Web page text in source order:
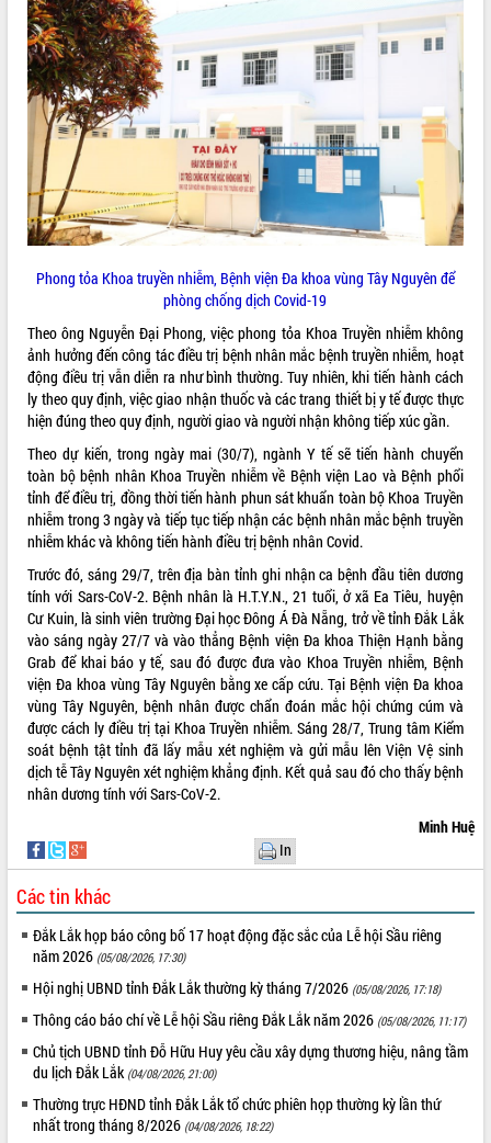
ĐIỂM TIN VĂN BẢN
QUY HOẠCH - KẾ HOẠCH
VIDEO
ALBUM ẢNH
THỐNG KÊ TRUY CẬP
10474
Tất cả: 65986616
Phong tỏa Khoa truyền nhiễm, Bệnh viện Đa khoa vùng Tây Nguyên để
phòng chống dịch Covid-19
Theo ông Nguyễn Đại Phong, việc phong tỏa Khoa Truyền nhiễm không
ảnh hưởng đến công tác điều trị bệnh nhân mắc bệnh truyền nhiễm, hoạt
động điều trị vẫn diễn ra như bình thường. Tuy nhiên, khi tiến hành cách
ly theo quy định, việc giao nhận thuốc và các trang thiết bị y tế được thực
hiện đúng theo quy định, người giao và người nhận không tiếp xúc gần.
Theo dự kiến, trong ngày mai (30/7), ngành Y tế sẽ tiến hành chuyển
toàn bộ bệnh nhân Khoa Truyền nhiễm về Bệnh viện Lao và Bệnh phổi
tỉnh để điều trị, đồng thời tiến hành phun sát khuẩn toàn bộ Khoa Truyền
nhiễm trong 3 ngày và tiếp tục tiếp nhận các bệnh nhân mắc bệnh truyền
nhiễm khác và không tiến hành điều trị bệnh nhân Covid.
Trước đó, sáng 29/7, trên địa bàn tỉnh ghi nhận ca bệnh đầu tiên dương
tính với Sars-CoV-2. Bệnh nhân là H.T.Y.N., 21 tuổi, ở xã Ea Tiêu, huyện
Cư Kuin, là sinh viên trường Đại học Đông Á Đà Nẵng, trở về tỉnh Đắk Lắk
vào sáng ngày 27/7 và vào thẳng Bệnh viện Đa khoa Thiện Hạnh bằng
Grab để khai báo y tế, sau đó được đưa vào Khoa Truyền nhiễm, Bệnh
viện Đa khoa vùng Tây Nguyên bằng xe cấp cứu. Tại Bệnh viện Đa khoa
vùng Tây Nguyên, bệnh nhân được chẩn đoán mắc hội chứng cúm và
được cách ly điều trị tại Khoa Truyền nhiễm. Sáng 28/7, Trung tâm Kiểm
soát bệnh tật tỉnh đã lấy mẫu xét nghiệm và gửi mẫu lên Viện Vệ sinh
dịch tễ Tây Nguyên xét nghiệm khẳng định. Kết quả sau đó cho thấy bệnh
nhân dương tính với Sars-CoV-2.
Minh Huệ
In
Các tin khác
Đắk Lắk họp báo công bố 17 hoạt động đặc sắc của Lễ hội Sầu riêng
năm 2026 (05/08/2026, 17:30)
Hội nghị UBND tỉnh Đắk Lắk thường kỳ tháng 7/2026 (05/08/2026, 17:18)
Thông cáo báo chí về Lễ hội Sầu riêng Đắk Lắk năm 2026 (05/08/2026, 11:17)
Chủ tịch UBND tỉnh Đỗ Hữu Huy yêu cầu xây dựng thương hiệu, nâng tầm
du lịch Đắk Lắk (04/08/2026, 21:00)
Thường trực HĐND tỉnh Đắk Lắk tổ chức phiên họp thường kỳ lần thứ
nhất trong tháng 8/2026 (04/08/2026, 18:22)